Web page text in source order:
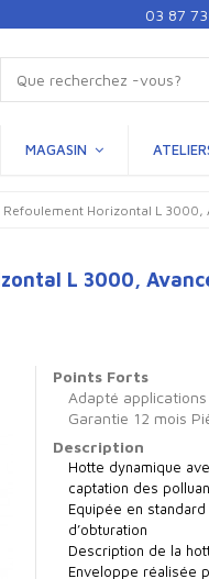
03 87
MAGASIN
Horizontal L 3000,
L 3000,
Points Forts
Adapté
Garantie 12 mois
Description
Hotte dynamique
captation des
Equipée en
d’obturation
Description de la
Enveloppe réalisée